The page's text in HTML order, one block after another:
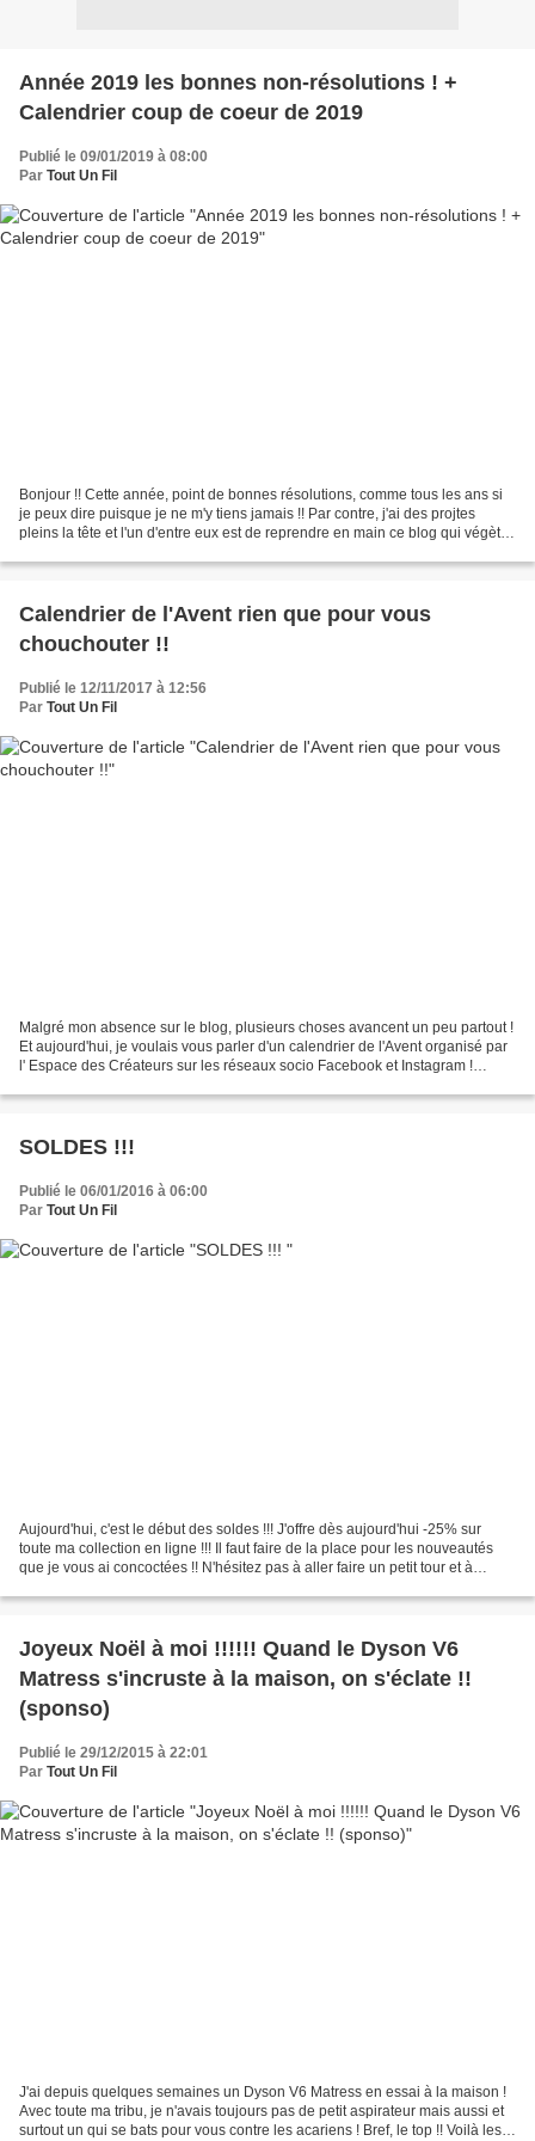
Année 2019 les bonnes non-résolutions ! +
Calendrier coup de coeur de 2019
Publié le 09/01/2019 à 08:00
Par Tout Un Fil
Bonjour !! Cette année, point de bonnes résolutions, comme tous les ans si
je peux dire puisque je ne m'y tiens jamais !! Par contre, j'ai des projtes
pleins la tête et l'un d'entre eux est de reprendre en main ce blog qui végète
Calendrier de l'Avent rien que pour vous
chouchouter !!
Publié le 12/11/2017 à 12:56
Par Tout Un Fil
Malgré mon absence sur le blog, plusieurs choses avancent un peu partout !
Et aujourd'hui, je voulais vous parler d'un calendrier de l'Avent organisé par
l' Espace des Créateurs sur les réseaux socio Facebook et Instagram !
SOLDES !!!
Publié le 06/01/2016 à 06:00
Par Tout Un Fil
Aujourd'hui, c'est le début des soldes !!! J'offre dès aujourd'hui -25% sur
toute ma collection en ligne !!! Il faut faire de la place pour les nouveautés
que je vous ai concoctées !! N'hésitez pas à aller faire un petit tour et à
Joyeux Noël à moi !!!!!! Quand le Dyson V6
Matress s'incruste à la maison, on s'éclate !!
(sponso)
Publié le 29/12/2015 à 22:01
Par Tout Un Fil
J'ai depuis quelques semaines un Dyson V6 Matress en essai à la maison !
Avec toute ma tribu, je n'avais toujours pas de petit aspirateur mais aussi et
surtout un qui se bats pour vous contre les acariens ! Bref, le top !! Voilà les